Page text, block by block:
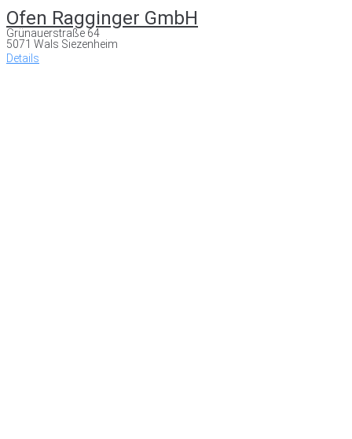
Ofen Ragginger GmbH
Grünauerstraße 64
5071 Wals Siezenheim
Details